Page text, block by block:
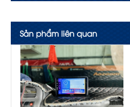
Sản phẩm liên quan